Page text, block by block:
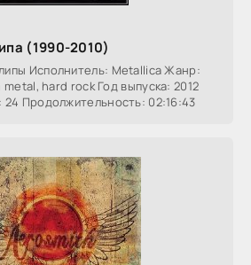
(1990-2010)
Исполнитель: Metallica Жанр:
hard rock Год выпуска: 2012
24 Продолжительность: 02:16:43